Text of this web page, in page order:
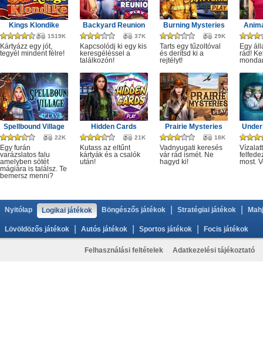
Kings Klondike
1519K
Kártyázz egy jót,
tegyél mindent félre!
Backyard Reunion
37K
Kapcsolódj ki egy kis
keresgéléssel a
találkozón!
Burning Mysteries
29K
Tarts egy tűzoltóval
és derítsd ki a
rejtélyt!
Egy
rád!
Spellbound Village
22K
Egy furán
varázslatos falu
amelyben sötét
mágiára is találsz. Te
bemersz menni?
Hidden Cards
21K
Kutass az eltűnt
kártyák és a csalók
után!
Prairie Mysteries
18K
Vadnyugati keresés
vár rád ismét. Ne
hagyd ki!
most.
Nyitólap Logikai játékok Böngészős játékok Stratégiai játékok
Lövöldözős játékok Autós játékok Sportos játékok Focis játékok
Felhasználási feltételek Adatkezelési tájékoztató